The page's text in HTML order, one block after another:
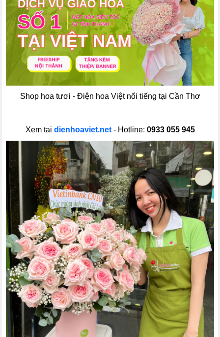
Shop hoa tươi - Điện hoa Việt nổi tiếng tại Cần Thơ
Xem tại dienhoaviet.net- Hotline: 0933 055 945